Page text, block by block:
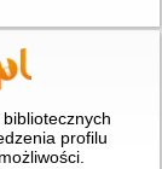
bibliotecznych
profilu